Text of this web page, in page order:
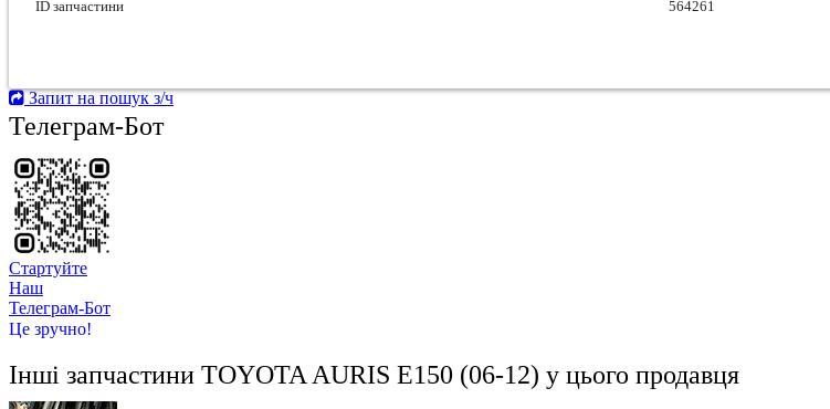
ID запчастини 564261
Запит на пошук з/ч
Телеграм-Бот
Стартуйте
Hаш
Телеграм-Бот
Це зручно!
Інші запчастини TOYOTA AURIS E150 (06-12) у цього продавця